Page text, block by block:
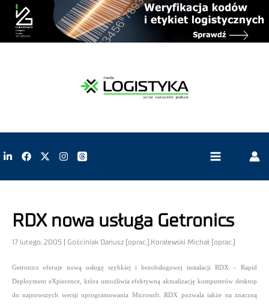
RDX nowa usługa Getronics
17 lutego, 2005 | Gościniak Dariusz [oprac.],Koralewski Michał [oprac.]
Getronics oferuje nową usługę szybkiej i bezobsługowej instalacji RDX – Rapid
Deployment eXpierence, która umożliwia efektywną aktualizację komputerów desktop
do najnowszych wersji oprogramowania Microsoft. RDX pozwala także na znaczną